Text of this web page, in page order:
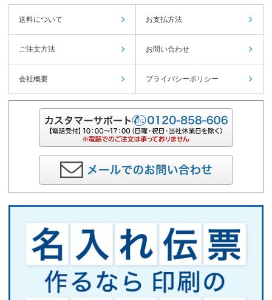
送料について お支払方法
ご注文方法 お問い合わせ
会社概要 プライバシーポリシー